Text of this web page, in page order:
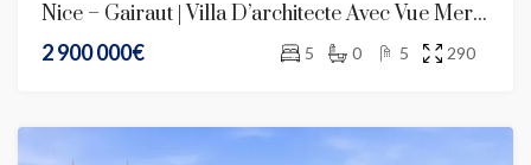
Nice – Gairaut | Villa D’architecte Avec Vue Mer Panoramique
2 900 000€
5 0 5 290